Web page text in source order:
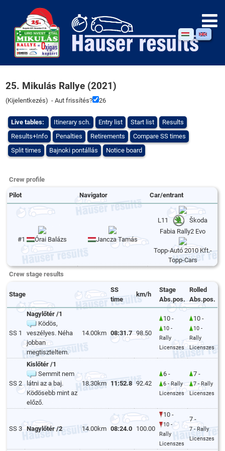
25. Mikulás Rallye (2021)
(Kijelentkezés) - Aut frissítés? 26
Live tables: Itinerary sch. Entry list Start list
Results
Results+Info
Penalties Retirements
Compare SS times
Split times
Bajnoki pontállás Notice board
Crew profile
Pilot Navigator Car/entrant
#1 Órai Balázs Jancza Tamás
L11
Škoda
Fabia Rally2 Evo
Topp-Autó 2010 Kft.-
Topp-Cars
Crew stage results
Stage
SS
time
km/h
Stage
Abs.pos.
Rolled
Abs.pos.
SS 1
Nagylőtér /1
Ködös,
veszélyes. Néha
jobban
megtiszteltem.
14.00km 08:31.7 98.50
10 -
10 -
Rally
Licenszes
10 -
10 -
Rally
Licenszes
SS 2
Kislőtér /1
Semmit nem
látni az a baj.
Ködösebb mint az
előző.
18.30km 11:52.8 92.42
6 -
6 - Rally
Licenszes
7 -
7 - Rally
Licenszes
SS 3 Nagylőtér /2 14.00km 08:24.0 100.00
10 -
10 -
Rally
Licenszes
7 -
7 - Rally
Licenszes